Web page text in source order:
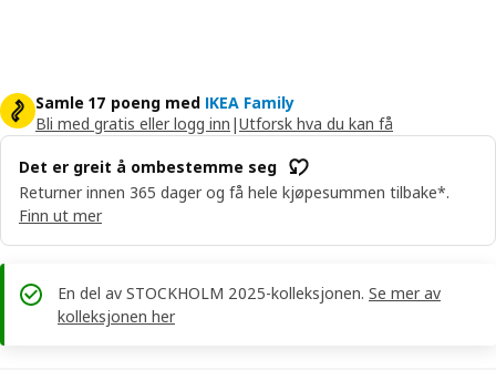
Samle 17 poeng med IKEA Family
Bli med gratis eller logg inn |Utforsk hva du kan få
Det er greit å ombestemme seg
Returner innen 365 dager og få hele kjøpesummen tilbake*.
Finn ut mer
En del av STOCKHOLM 2025-kolleksjonen. Se mer av
kolleksjonen her